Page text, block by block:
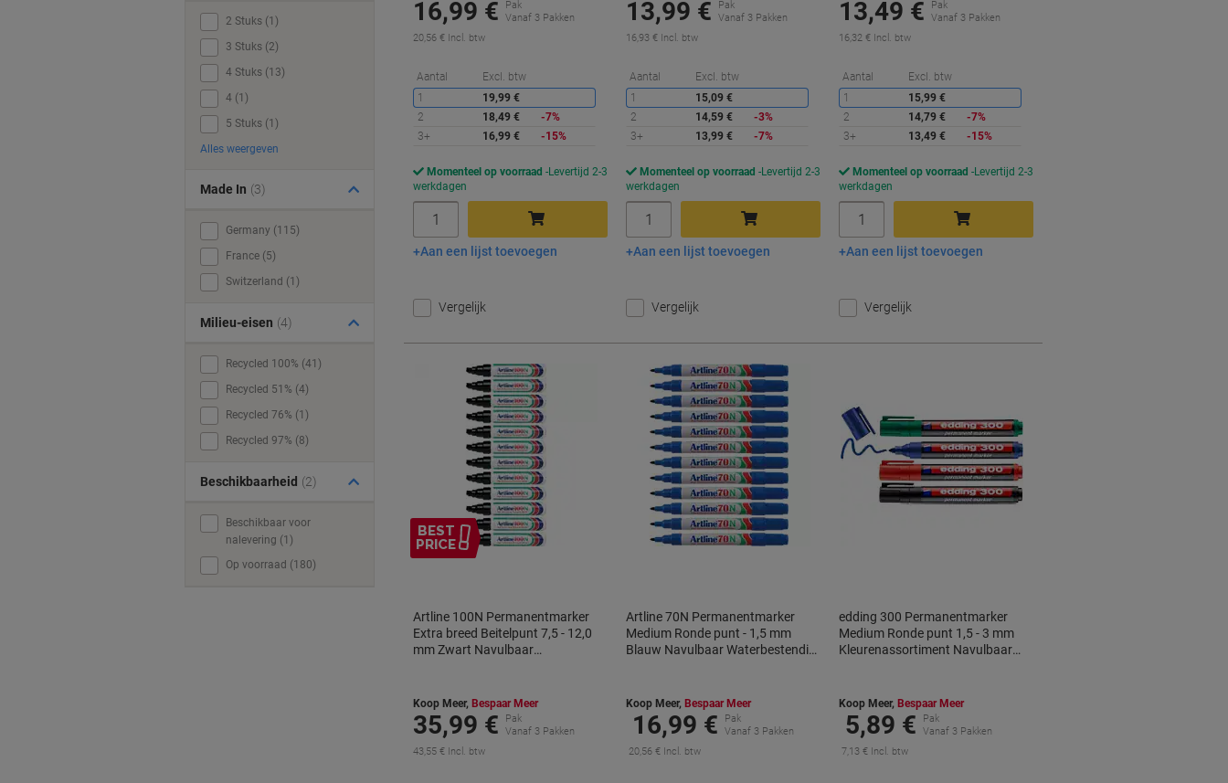
16,99 €
Pak
Vanaf 3 Pakken
20,56 € Incl. btw
Aantal Excl. btw
Korting
1
19,99 €
2
18,49 €
-7%
3+
16,99 € -15%
Momenteel op voorraad
Levertijd 2-3
werkdagen
In winkelwagen
Aan een lijst toevoegen
Vergelijk
13,99 €
Pak
Vanaf 3 Pakken
16,93 € Incl. btw
Aantal Excl. btw
Korting
1
15,09 €
2
14,59 €
-3%
3+
13,99 € -7%
Momenteel op voorraad
Levertijd 2-3
werkdagen
In winkelwagen
Aan een lijst toevoegen
Vergelijk
13,49 €
Pak
Vanaf 3 Pakken
16,32 € Incl. btw
Aantal Excl. btw
1
15,99 €
2
14,79 €
-7%
3+
13,49 € -15%
Momenteel op voorraad
Levertijd 2-3
werkdagen
In winkelwagen
Aan een lijst toevoegen
Vergelijk
BEST
PRICE
Artline 100N Permanentmarker
Extra breed Beitelpunt 7,5 - 12,0
mm Zwart Navulbaar
Koop Meer, Bespaar Meer
35,99 €
Pak
Vanaf 3 Pakken
43,55 € Incl. btw
Artline 70N Permanentmarker
Medium Ronde punt - 1,5 mm
Blauw Navulbaar Waterbestendig
Koop Meer, Bespaar Meer
16,99 €
Pak
Vanaf 3 Pakken
20,56 € Incl. btw
edding 300 Permanentmarker
Medium Ronde punt 1,5 - 3 mm
Kleurenassortiment Navulbaar
Koop Meer, Bespaar Meer
5,89 €
Pak
Vanaf 3 Pakken
7,13 € Incl. btw
2 Stuks (1)
3 Stuks (2)
4 Stuks (13)
4 (1)
5 Stuks (1)
Alles weergeven
Made In (3)
Germany (115)
France (5)
Switzerland (1)
Milieu-eisen (4)
Recycled 100% (41)
Recycled 51% (4)
Recycled 76% (1)
Recycled 97% (8)
Beschikbaarheid (2)
Beschikbaar voor
nalevering (1)
Op voorraad (180)